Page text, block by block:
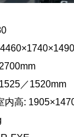
／1520mm
内高: